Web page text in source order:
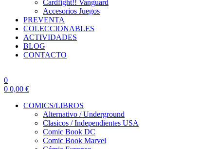
Cardfight!! Vanguard
Accesorios Juegos
PREVENTA
COLECCIONABLES
ACTIVIDADES
BLOG
CONTACTO
0
0 0,00 €
COMICS/LIBROS
Alternativo / Underground
Clasicos / Independientes USA
Comic Book DC
Comic Book Marvel